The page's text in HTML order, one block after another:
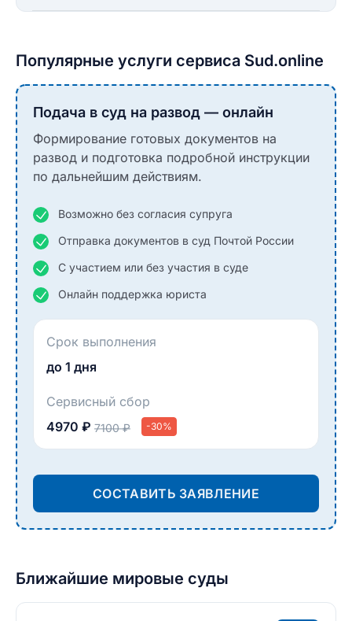
Популярные услуги сервиса Sud.online
Подача в суд на развод — онлайн
Формирование готовых документов на
развод и подготовка подробной инструкции
по дальнейшим действиям.
Возможно без согласия супруга
Отправка документов в суд Почтой России
С участием или без участия в суде
Онлайн поддержка юриста
Срок выполнения
до 1 дня
Сервисный сбор
4970 ₽ 7100 ₽ -30%
СОСТАВИТЬ ЗАЯВЛЕНИЕ
Ближайшие мировые суды